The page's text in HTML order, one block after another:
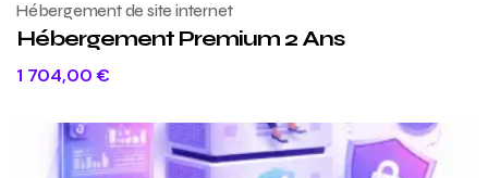
Hébergement de site internet
Hébergement Premium 2 Ans
1 704,00€